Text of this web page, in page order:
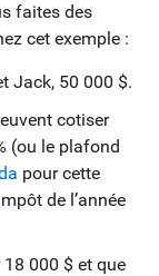
faites des
cet exemple :
Jack, 50 000 $.
cotiser
(ou le plafond
pour cette
de l’année
000 $ et que